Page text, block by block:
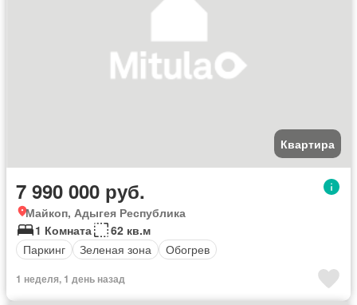
Квартира
7 990 000 руб.
Майкоп, Адыгея Республика
1 Комната
62 кв.м
Паркинг
Зеленая зона Обогрев
1 неделя, 1 день назад